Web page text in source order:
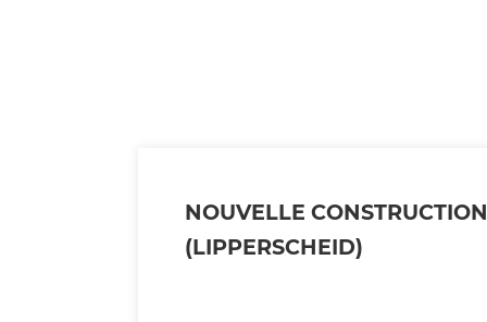
NOUVELLE
(LIPPERSCHEID)